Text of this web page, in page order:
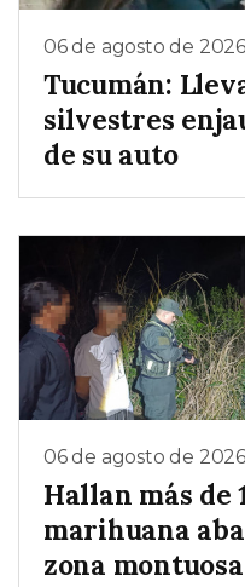
06 de agosto de 2026
Tucumán:
silvestres
de su auto
06 de agosto de 2026
Hallan más de
marihuana
zona